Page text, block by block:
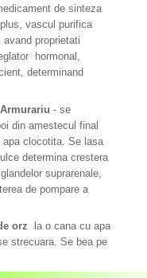
de sinteza
vascul purifica
proprietati
hormonal,
determinand
- se
din amestecul final
clocotita. Se lasa
determina crestera
suprarenale,
de pompare a
orz la o cana cu apa
strecuara. Se bea pe